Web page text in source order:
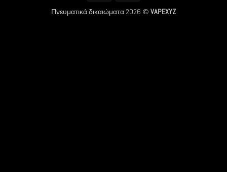
Πνευματικά δικαιώματα 2026 © VAPEXYZ